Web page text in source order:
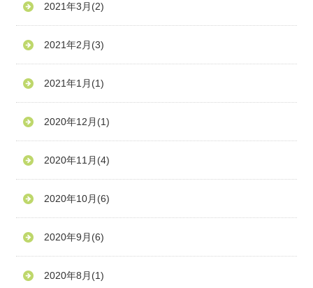
2021年3月 (2)
2021年2月 (3)
2021年1月 (1)
2020年12月 (1)
2020年11月 (4)
2020年10月 (6)
2020年9月 (6)
2020年8月 (1)